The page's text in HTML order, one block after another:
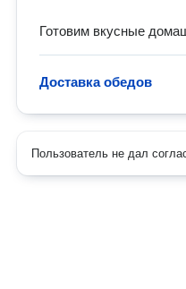
Готовим вкусные
Доставка обедов
Пользователь не дал